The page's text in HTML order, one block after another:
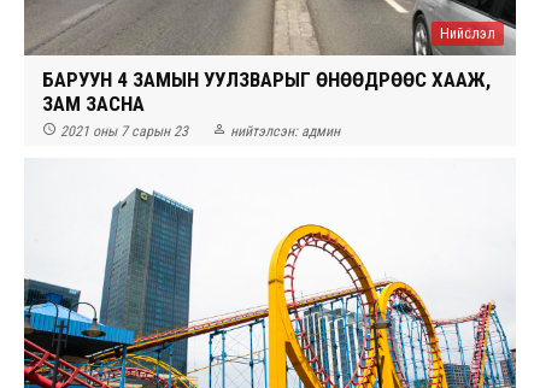
Нийслэл
БАРУУН 4 ЗАМЫН УУЛЗВАРЫГ ӨНӨӨДРӨӨС ХААЖ,
ЗАМ ЗАСНА
 2021 оны 7 сарын 23  нийтэлсэн: админ